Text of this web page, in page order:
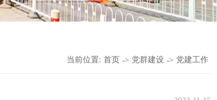
当前位置: 首页 -> 党群建设 -> 党建工作